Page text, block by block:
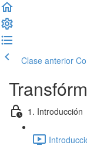
Clase anterior
1. Introducción